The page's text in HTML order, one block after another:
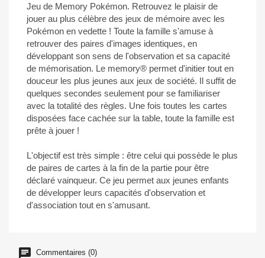
Jeu de Memory Pokémon. Retrouvez le plaisir de
jouer au plus célèbre des jeux de mémoire avec les
Pokémon en vedette ! Toute la famille s'amuse à
retrouver des paires d'images identiques, en
développant son sens de l'observation et sa capacité
de mémorisation. Le memory® permet d'initier tout en
douceur les plus jeunes aux jeux de société. Il suffit de
quelques secondes seulement pour se familiariser
avec la totalité des règles. Une fois toutes les cartes
disposées face cachée sur la table, toute la famille est
prête à jouer !
L'objectif est très simple : être celui qui possède le plus
de paires de cartes à la fin de la partie pour être
déclaré vainqueur. Ce jeu permet aux jeunes enfants
de développer leurs capacités d'observation et
d'association tout en s'amusant.
Commentaires (0)